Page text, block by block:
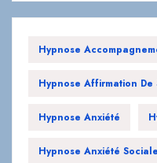
Hypnose
Hypnose Affirmation De
Hypnose Anxiété
Hypnose Anxiété Sociale